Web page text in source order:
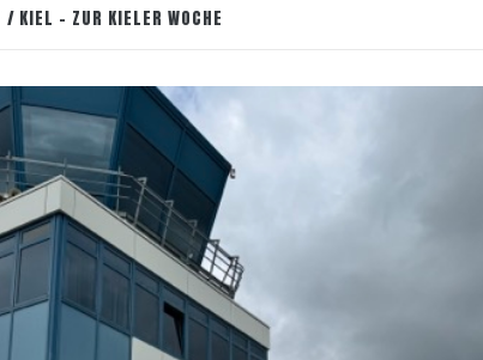
KIEL – ZUR KIELER WOCHE